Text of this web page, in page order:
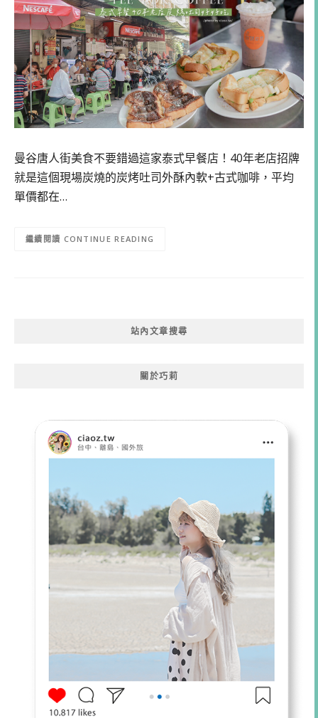
曼谷唐人街美食不要錯過這家泰式早餐店！40年老店招牌
就是這個現場炭燒的炭烤吐司外酥內軟+古式咖啡，平均
單價都在…
CONTINUE READING
站內文章搜尋
關於巧莉